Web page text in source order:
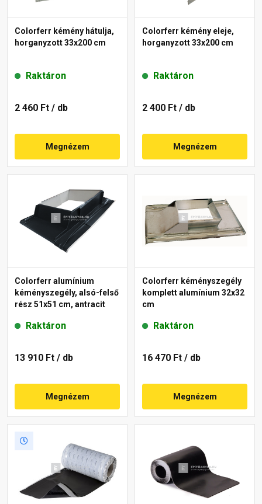
Colorferr kémény hátulja,
horganyzott 33x200 cm
Raktáron
2 460 Ft / db
Megnézem
Colorferr kémény eleje,
horganyzott 33x200 cm
Raktáron
2 400 Ft / db
Megnézem
Colorferr alumínium
kéményszegély, alsó-felső
rész 51x51 cm, antracit
Raktáron
13 910 Ft / db
Megnézem
Colorferr kéményszegély
komplett alumínium 32x32
cm
Raktáron
16 470 Ft / db
Megnézem